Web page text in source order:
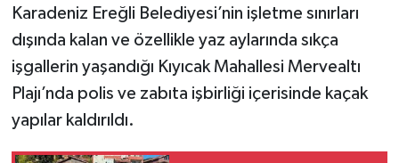
Karadeniz Ereğli Belediyesi’nin işletme sınırları
dışında kalan ve özellikle yaz aylarında sıkça
işgallerin yaşandığı Kıyıcak Mahallesi Mervealtı
Plajı’nda polis ve zabıta işbirliği içerisinde kaçak
yapılar kaldırıldı.
Günün Haberleri
Yazarlarımız